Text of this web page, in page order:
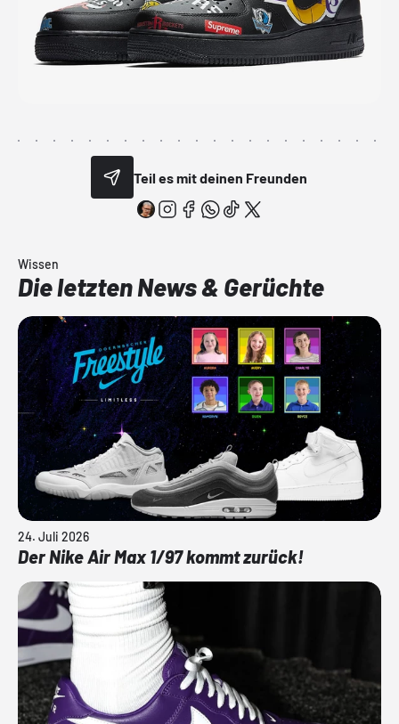
Teil es mit deinen Freunden
Wissen
Die letzten News & Gerüchte
24. Juli 2026
Der Nike Air Max 1/97 kommt zurück!